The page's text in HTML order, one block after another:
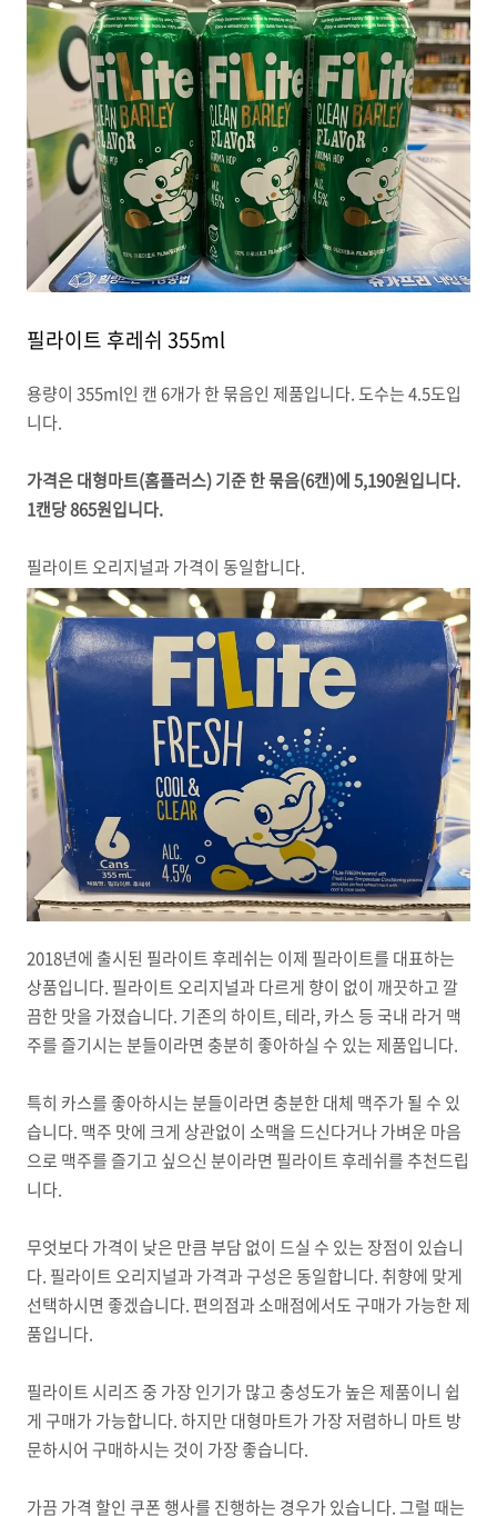
필라이트 후레쉬 355ml
용량이 355ml인 캔 6개가 한 묶음인 제품입니다. 도수는 4.5도입
니다.
가격은 대형마트(홈플러스) 기준 한 묶음(6캔)에 5,190원입니다.
1캔당 865원입니다.
필라이트 오리지널과 가격이 동일합니다.
2018년에 출시된 필라이트 후레쉬는 이제 필라이트를 대표하는
상품입니다. 필라이트 오리지널과 다르게 향이 없이 깨끗하고 깔
끔한 맛을 가졌습니다. 기존의 하이트, 테라, 카스 등 국내 라거 맥
주를 즐기시는 분들이라면 충분히 좋아하실 수 있는 제품입니다.
특히 카스를 좋아하시는 분들이라면 충분한 대체 맥주가 될 수 있
습니다. 맥주 맛에 크게 상관없이 소맥을 드신다거나 가벼운 마음
으로 맥주를 즐기고 싶으신 분이라면 필라이트 후레쉬를 추천드립
니다.
무엇보다 가격이 낮은 만큼 부담 없이 드실 수 있는 장점이 있습니
다. 필라이트 오리지널과 가격과 구성은 동일합니다. 취향에 맞게
선택하시면 좋겠습니다. 편의점과 소매점에서도 구매가 가능한 제
품입니다.
필라이트 시리즈 중 가장 인기가 많고 충성도가 높은 제품이니 쉽
게 구매가 가능합니다. 하지만 대형마트가 가장 저렴하니 마트 방
문하시어 구매하시는 것이 가장 좋습니다.
가끔 가격 할인 쿠폰 행사를 진행하는 경우가 있습니다. 그럴 때는